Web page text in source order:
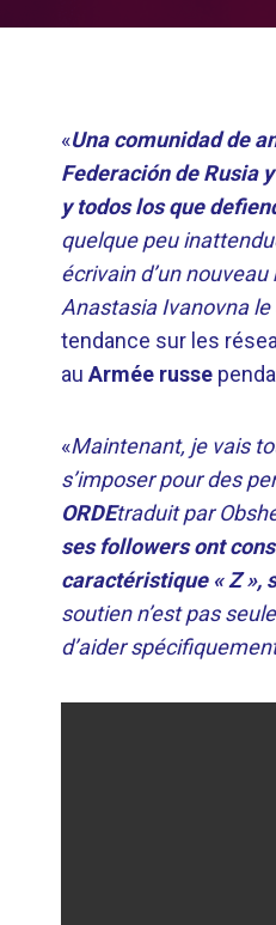
«Una comunidad de
Federación de Rusia
y todos los que
quelque peu
écrivain d’un
Anastasia Ivanovna
tendance sur les
au Armée russe
«Maintenant, je vais
s’imposer pour des
ORDEtraduit par
ses followers ont
caractéristique « Z »,
soutien n’est pas
d’aider